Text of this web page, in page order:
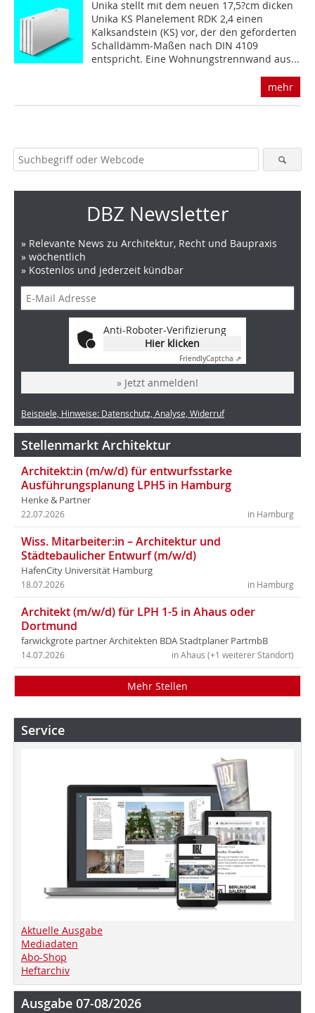
Unika stellt mit dem neuen 17,5?cm dicken
Unika KS Planelement RDK 2,4 einen
Kalksandstein (KS) vor, der den geforderten
Schall­dämm-Maßen nach DIN 4109
entspricht. Eine Wohnungstrennwand aus...
mehr
DBZ Newsletter
» Relevante News zu Architektur, Recht und Baupraxis
» wöchentlich
» Kostenlos und jederzeit kündbar
Anti-Roboter-Verifizierung
Hier klicken
FriendlyCaptcha ⇗
» Jetzt anmelden!
Beispiele, Hinweise: Datenschutz, Analyse, Widerruf
Stellenmarkt Architektur
Architekt:in (m/w/d) für entwurfsstarke
Ausführungsplanung LPH5 in Hamburg
Henke & Partner
in Hamburg
22.07.2026
Wiss. Mitarbeiter:in – Architektur und
Städtebaulicher Entwurf (m/w/d)
HafenCity Universität Hamburg
in Hamburg
18.07.2026
Architekt (m/w/d) für LPH 1-5 in Ahaus oder
Dortmund
farwickgrote partner Architekten BDA Stadtplaner PartmbB
in Ahaus (+1 weiterer Standort)
14.07.2026
Mehr Stellen
Service
Aktuelle Ausgabe
Mediadaten
Abo-Shop
Heftarchiv
Ausgabe 07-08/2026